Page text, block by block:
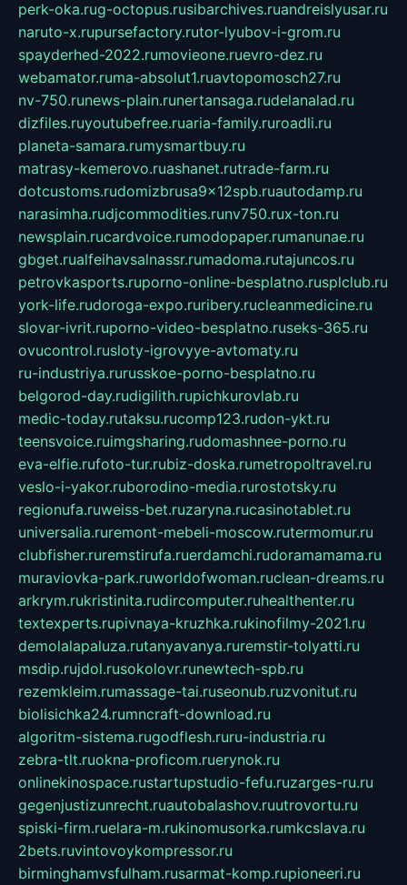
perk-oka.rug-octopus.rusibarchives.ruandreislyusar.ru
naruto-x.rupursefactory.rutor-lyubov-i-grom.ru
spayderhed-2022.rumovieone.ruevro-dez.ru
webamator.ruma-absolut1.ruavtopomosch27.ru
nv-750.runews-plain.runertansaga.rudelanalad.ru
dizfiles.ruyoutubefree.ruaria-family.ruroadli.ru
planeta-samara.rumysmartbuy.ru
matrasy-kemerovo.ruashanet.rutrade-farm.ru
dotcustoms.rudomizbrusa9x12spb.ruautodamp.ru
narasimha.rudjcommodities.runv750.rux-ton.ru
newsplain.rucardvoice.rumodopaper.rumanunae.ru
gbget.rualfeihavsalnassr.rumadoma.rutajuncos.ru
petrovkasports.ruporno-online-besplatno.rusplclub.ru
york-life.rudoroga-expo.ruribery.rucleanmedicine.ru
slovar-ivrit.ruporno-video-besplatno.ruseks-365.ru
ovucontrol.rusloty-igrovyye-avtomaty.ru
ru-industriya.rurusskoe-porno-besplatno.ru
belgorod-day.rudigilith.rupichkurovlab.ru
medic-today.rutaksu.rucomp123.rudon-ykt.ru
teensvoice.ruimgsharing.rudomashnee-porno.ru
eva-elfie.rufoto-tur.rubiz-doska.rumetropoltravel.ru
veslo-i-yakor.ruborodino-media.rurostotsky.ru
regionufa.ruweiss-bet.ruzaryna.rucasinotablet.ru
universalia.ruremont-mebeli-moscow.rutermomur.ru
clubfisher.ruremstirufa.ruerdamchi.rudoramamama.ru
muraviovka-park.ruworldofwoman.ruclean-dreams.ru
arkrym.rukristinita.rudircomputer.ruhealthenter.ru
textexperts.rupivnaya-kruzhka.rukinofilmy-2021.ru
demolalapaluza.rutanyavanya.ruremstir-tolyatti.ru
msdip.rujdol.rusokolovr.runewtech-spb.ru
rezemkleim.rumassage-tai.ruseonub.ruzvonitut.ru
biolisichka24.rumncraft-download.ru
algoritm-sistema.rugodflesh.ruru-industria.ru
zebra-tlt.ruokna-proficom.ruerynok.ru
onlinekinospace.rustartupstudio-fefu.ruzarges-ru.ru
gegenjustizunrecht.ruautobalashov.ruutrovortu.ru
spiski-firm.ruelara-m.rukinomusorka.rumkcslava.ru
2bets.ruvintovoykompressor.ru
birminghamvsfulham.rusarmat-komp.rupioneeri.ru